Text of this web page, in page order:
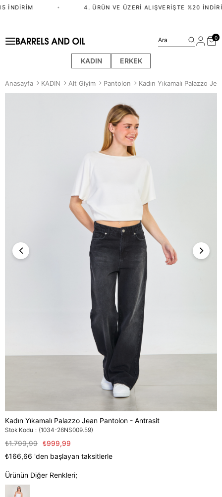
İNDIRIM 4. ÜRÜN VE ÜZERI ALIŞVERIŞTE %20
KADIN ERKEK
Ara 0
Anasayfa KADIN Alt Giyim Pantolon Kadın Yıkamalı Palazzo
Kadın Yıkamalı Palazzo Jean Pantolon - Antrasit
Stok Kodu (1034-26NS009.59)
₺1.799,99 ₺999,99
₺166,66 'den başlayan taksitlerle
Ürünün Diğer Renkleri;